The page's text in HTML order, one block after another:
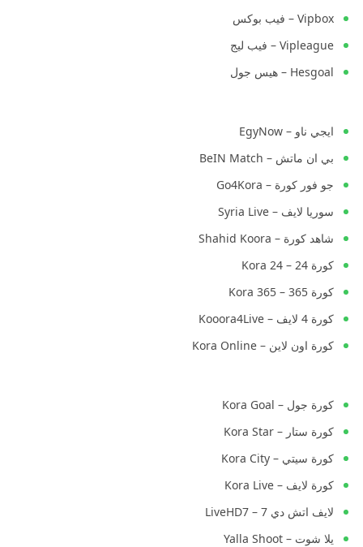
Vipbox – فيب بوكس
Vipleague – فيب ليج
Hesgoal – هيس جول
ايجي ناو – EgyNow
بي ان ماتش – BeIN Match
جو فور كورة – Go4Kora
سوريا لايف – Syria Live
شاهد كورة – Shahid Koora
كورة 24 – Kora 24
كورة 365 – Kora 365
كورة 4 لايف – Kooora4Live
كورة اون لاين – Kora Online
كورة جول – Kora Goal
كورة ستار – Kora Star
كورة سيتي – Kora City
كورة لايف – Kora Live
لايف اتش دي 7 – LiveHD7
يلا شوت – Yalla Shoot